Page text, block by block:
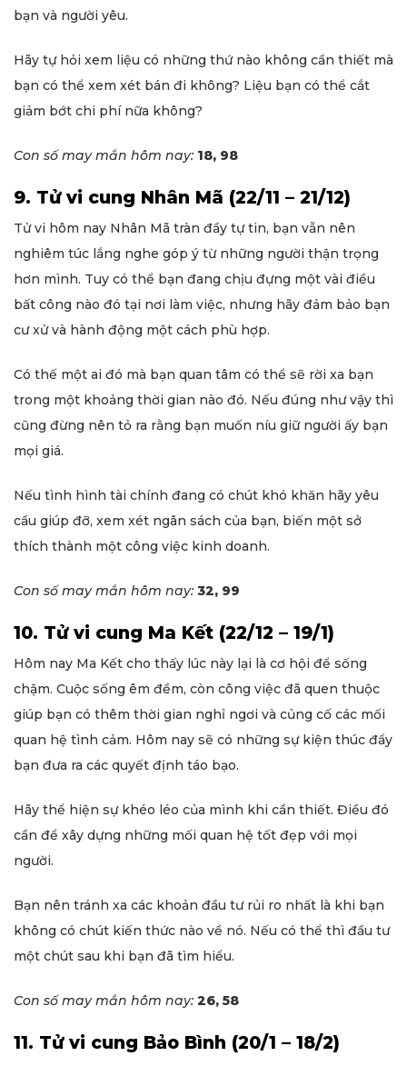
bạn và người yêu.
Hãy tự hỏi xem liệu có những thứ nào không cần thiết mà
bạn có thể xem xét bán đi không? Liệu bạn có thể cắt
giảm bớt chi phí nữa không?
Con số may mắn hôm nay: 18, 98
9. Tử vi cung Nhân Mã (22/11 – 21/12)
Tử vi hôm nay Nhân Mã tràn đầy tự tin, bạn vẫn nên
nghiêm túc lắng nghe góp ý từ những người thận trọng
hơn mình. Tuy có thể bạn đang chịu đựng một vài điều
bất công nào đó tại nơi làm việc, nhưng hãy đảm bảo bạn
cư xử và hành động một cách phù hợp.
Có thế một ai đó mà bạn quan tâm có thể sẽ rời xa bạn
trong một khoảng thời gian nào đó. Nếu đúng như vậy thì
cũng đừng nên tỏ ra rằng bạn muốn níu giữ người ấy bạn
mọi giá.
Nếu tình hình tài chính đang có chút khó khăn hãy yêu
cầu giúp đỡ, xem xét ngân sách của bạn, biến một sở
thích thành một công việc kinh doanh.
Con số may mắn hôm nay: 32, 99
10. Tử vi cung Ma Kết (22/12 – 19/1)
Hôm nay Ma Kết cho thấy lúc này lại là cơ hội để sống
chậm. Cuộc sống êm đềm, còn công việc đã quen thuộc
giúp bạn có thêm thời gian nghỉ ngơi và củng cố các mối
quan hệ tình cảm. Hôm nay sẽ có những sự kiện thúc đẩy
bạn đưa ra các quyết định táo bạo.
Hãy thể hiện sự khéo léo của mình khi cần thiết. Điều đó
cần để xây dựng những mối quan hệ tốt đẹp với mọi
người.
Bạn nên tránh xa các khoản đầu tư rủi ro nhất là khi bạn
không có chút kiến thức nào về nó. Nếu có thể thì đầu tư
một chút sau khi bạn đã tìm hiểu.
Con số may mắn hôm nay: 26, 58
11. Tử vi cung Bảo Bình (20/1 – 18/2)